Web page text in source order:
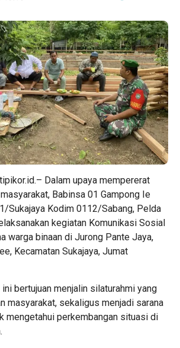
Dalam upaya mempererat
Babinsa 01 Gampong Ie
Sukajaya Kodim 0112/Sabang, Pelda
kegiatan Komunikasi Sosial
warga binaan di Jurong Pante Jaya,
Kecamatan Sukajaya, Jumat
bertujuan menjalin silaturahmi yang
masyarakat, sekaligus menjadi sarana
mengetahui perkembangan situasi di